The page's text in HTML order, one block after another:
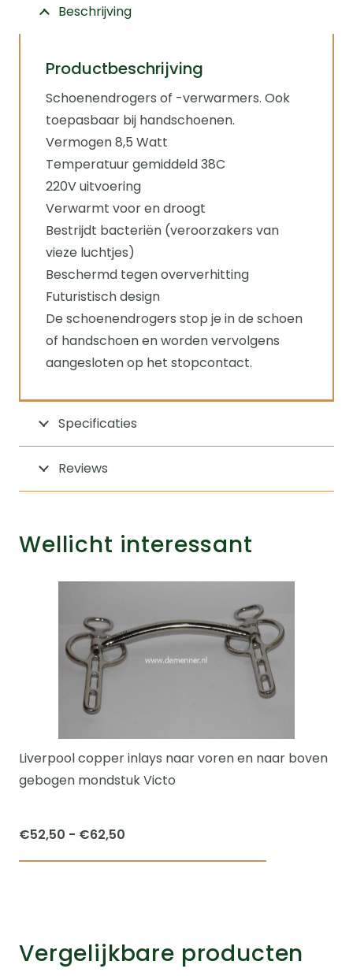
drogers
aantal
Beschrijving
Productbeschrijving
Schoenendrogers of -verwarmers. Ook
toepasbaar bij handschoenen.
Vermogen 8,5 Watt
Temperatuur gemiddeld 38C
220V uitvoering
Verwarmt voor en droogt
Bestrijdt bacteriën (veroorzakers van
vieze luchtjes)
Beschermd tegen oververhitting
Futuristisch design
De schoenendrogers stop je in de schoen
of handschoen en worden vervolgens
aangesloten op het stopcontact.
Specificaties
Reviews
Wellicht interessant
Liverpool copper inlays naar voren en naar boven
gebogen mondstuk Victo
€52,50 - €62,50
€52,50
variaties.
Vergelijkbare producten